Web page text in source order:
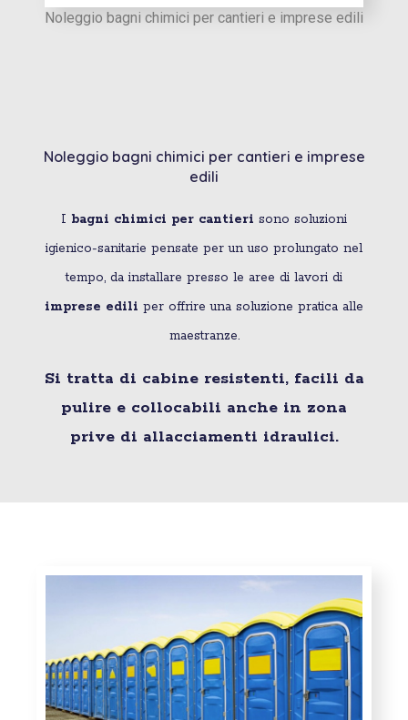
Noleggio bagni chimici per cantieri e imprese
edili
I bagni chimici per cantieri sono soluzioni
igienico-sanitarie pensate per un uso prolungato nel
tempo, da installare presso le aree di lavori di
imprese edili per offrire una soluzione pratica alle
maestranze.
Si tratta di cabine resistenti, facili da
pulire e collocabili anche in zona
prive di allacciamenti idraulici.
Noleggio bagni chimici per cantieri e imprese edili